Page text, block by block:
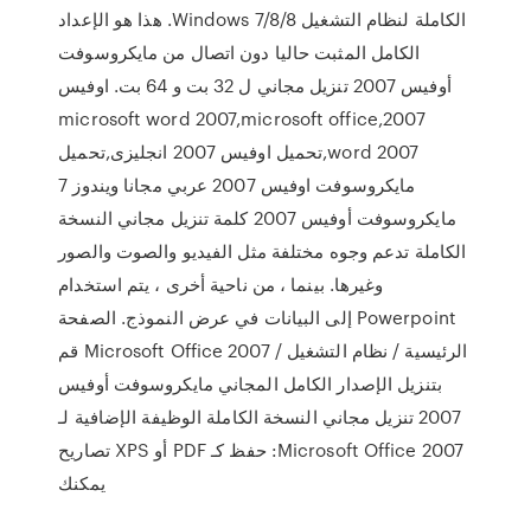
الكاملة لنظام التشغيل Windows 7/8/8. هذا هو الإعداد
الكامل المثبت حاليا دون اتصال من مايكروسوفت
أوفيس 2007 تنزيل مجاني ل 32 بت و 64 بت. اوفيس
2007,microsoft word 2007,microsoft office
word 2007,تحميل اوفيس 2007 انجليزى,تحميل
مايكروسوفت اوفيس 2007 عربي مجانا ويندوز 7
مايكروسوفت أوفيس 2007 كلمة تنزيل مجاني النسخة
الكاملة تدعم وجوه مختلفة مثل الفيديو والصوت والصور
وغيرها. بينما ، من ناحية أخرى ، يتم استخدام
Powerpoint إلى البيانات في عرض النموذج. الصفحة
الرئيسية / نظام التشغيل / Microsoft Office 2007 قم
بتنزيل الإصدار الكامل المجاني مايكروسوفت أوفيس
2007 تنزيل مجاني النسخة الكاملة الوظيفة الإضافية لـ
Microsoft Office 2007: حفظ كـ PDF أو XPS تصاريح
يمكنك